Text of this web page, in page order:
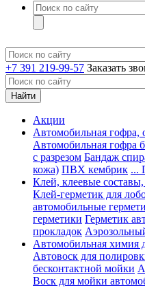
+7 391 219-99-57 Заказать
Акции
Автомобильная гофра,
Автомобильная гофра
с разрезом Бандаж
кожа) ПВХ кембрик ...
Клей, клеевые
Клей-герметик для
автомобильные
герметики Герметик
прокладок
Автомобильная химия
Автовоск для
бесконтактной мойки
Воск для мойки